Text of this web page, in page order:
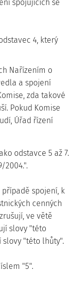
spojujících se
4, který
Nařízením o
a spojení
zda takové
Pokud Komise
Úřad řízení
odstavce 5 až 7.
2004.".
případě spojení, k
cenných
ve větě
slovy "této
"této lhůty".
"5".